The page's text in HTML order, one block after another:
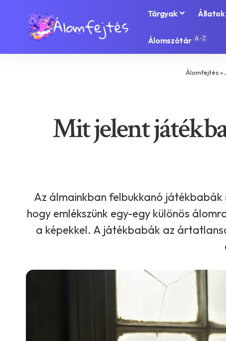
Tárgyak Állatok
Álomszótár A-Z
Álomfejtés»
Mit jelent
Az álmainkban felbukkanó
hogy emlékszünk egy-egy különös
a képekkel. A játékbabák az